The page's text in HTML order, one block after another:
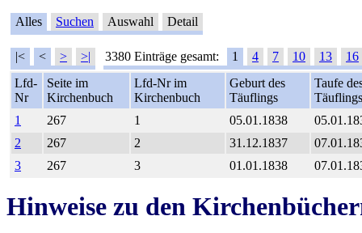
Alles Suchen Auswahl Detail
|< < > >| 3380 Einträge gesamt: 1 4 7 10 13
16
Lfd-
Nr
Seite im
Kirchenbuch
Lfd-Nr im
Kirchenbuch
Geburt des
Täuflings
Taufe
Täuflings
1
267 1 05.01.1838
2
267 2 31.12.1837
3
267 3 01.01.1838
Hinweise zu den